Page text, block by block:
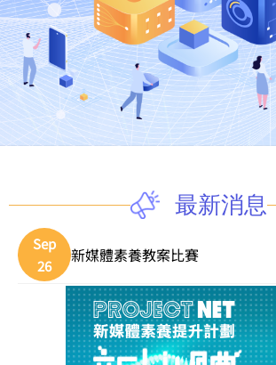
最新消息
Sep
26
新媒體素養教案比賽